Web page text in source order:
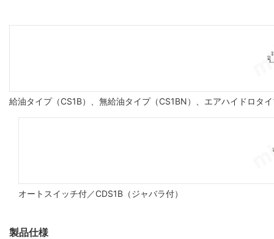
給油タイプ（CS1B）、無給油タイプ（CS1BN）、エアハイドロタ
オートスイッチ付／CDS1B（ジャバラ付）
製品仕様